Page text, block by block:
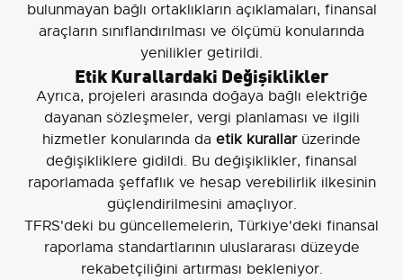
bulunmayan bağlı ortaklıkların açıklamaları, finansal
araçların sınıflandırılması ve ölçümü konularında
yenilikler getirildi.
Etik Kurallardaki Değişiklikler
Ayrıca, projeleri arasında doğaya bağlı elektriğe
dayanan sözleşmeler, vergi planlaması ve ilgili
hizmetler konularında da etik kurallarüzerinde
değişikliklere gidildi. Bu değişiklikler, finansal
raporlamada şeffaflık ve hesap verebilirlik ilkesinin
güçlendirilmesini amaçlıyor.
TFRS'deki bu güncellemelerin, Türkiye'deki finansal
raporlama standartlarının uluslararası düzeyde
rekabetçiliğini artırması bekleniyor.